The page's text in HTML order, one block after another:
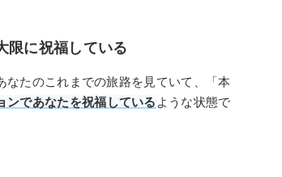
限に祝福している
なたのこれまでの旅路を見ていて、「本
ンであなたを祝福している ような状態で